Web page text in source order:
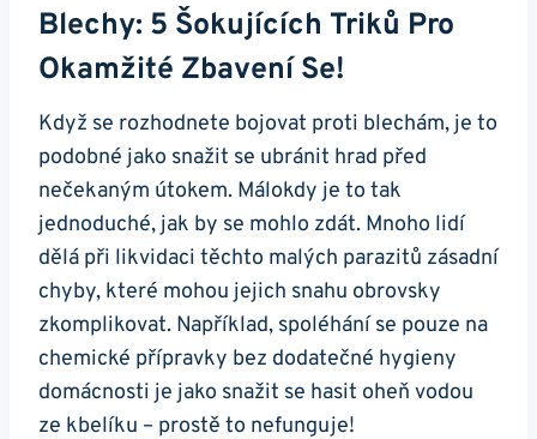
Blechy: 5 Šokujících Triků Pro
Okamžité Zbavení Se!
Když se rozhodnete bojovat proti blechám, je to
podobné jako snažit se ubránit hrad před
nečekaným útokem. Málokdy je to tak
jednoduché, jak by se mohlo zdát. Mnoho lidí
dělá při likvidaci těchto malých parazitů zásadní
chyby, které mohou jejich snahu obrovsky
zkomplikovat. Například, spoléhání se pouze na
chemické přípravky bez dodatečné hygieny
domácnosti je jako snažit se hasit oheň vodou
ze kbelíku – prostě to nefunguje!